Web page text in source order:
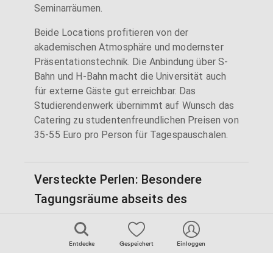
Entdecke Gespeichert Einloggen
Seminarräumen.
Beide Locations profitieren von der
akademischen Atmosphäre und modernster
Präsentationstechnik. Die Anbindung über S-
Bahn und H-Bahn macht die Universität auch
für externe Gäste gut erreichbar. Das
Studierendenwerk übernimmt auf Wunsch das
Catering zu studentenfreundlichen Preisen von
35-55 Euro pro Person für Tagespauschalen.
Versteckte Perlen: Besondere
Tagungsräume abseits des